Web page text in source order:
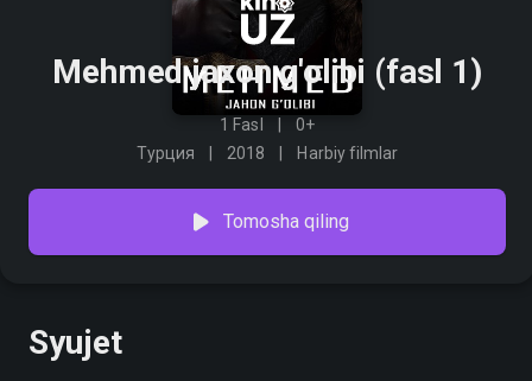
Mehmed jaxon g'olibi (fasl 1)
1 Fasl
0+
Турция
2018 Harbiy filmlar
Tomosha qiling
Syujet